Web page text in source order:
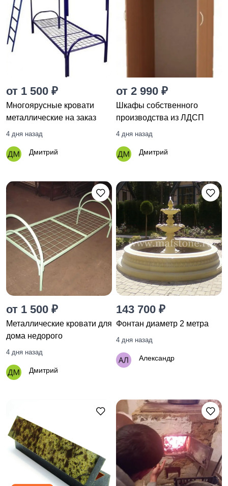
от 1 500 ₽
Многоярусные кровати
металлические на заказ
4 дня назад
Дмитрий
от 2 990 ₽
Шкафы собственного
производства из ЛДСП
4 дня назад
Дмитрий
от 1 500 ₽
Металлические кровати для
дома недорого
4 дня назад
Дмитрий
143 700 ₽
Фонтан диаметр 2 метра
4 дня назад
Александр